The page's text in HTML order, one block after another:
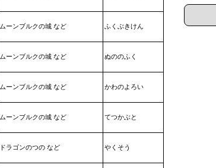
ムーンブルクの城 など ふくぶきけん
ムーンブルクの城 など ぬののふく
ムーンブルクの城 など かわのよろい
ムーンブルクの城 など てつかぶと
ドラゴンのつの など やくそう